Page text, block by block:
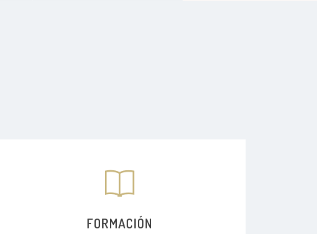
FORMACIÓN